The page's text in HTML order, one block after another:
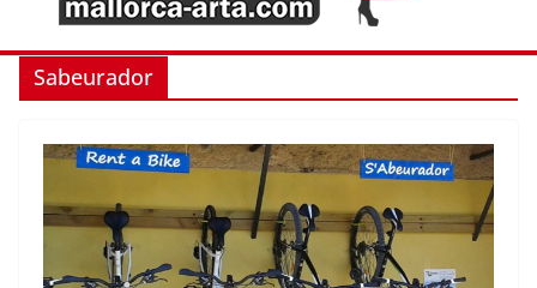
Sabeurador